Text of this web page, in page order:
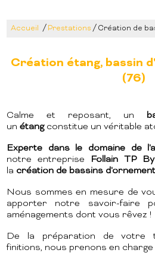
Accueil /Prestations /Création de
Création étang, bassin
(76)
Calme et reposant, un
unétangconstitue un véritable
Experte dans le domaine de
notre entreprise
Follain TP
la création de bassins
Nous sommes en mesure de
apporter notre savoir-faire
aménagements dont vous rêvez !
De la préparation de votre
finitions, nous prenons en